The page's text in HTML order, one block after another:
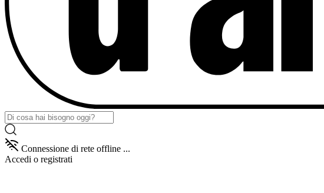
Connessione di rete offline ...
Accedi o registrati